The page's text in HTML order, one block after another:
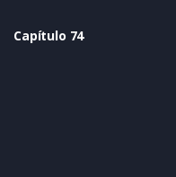
Capítulo 74